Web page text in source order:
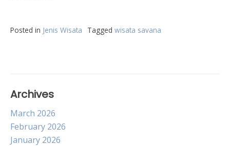
Posted in Jenis Wisata Tagged wisata savana
Archives
March 2026
February 2026
January 2026